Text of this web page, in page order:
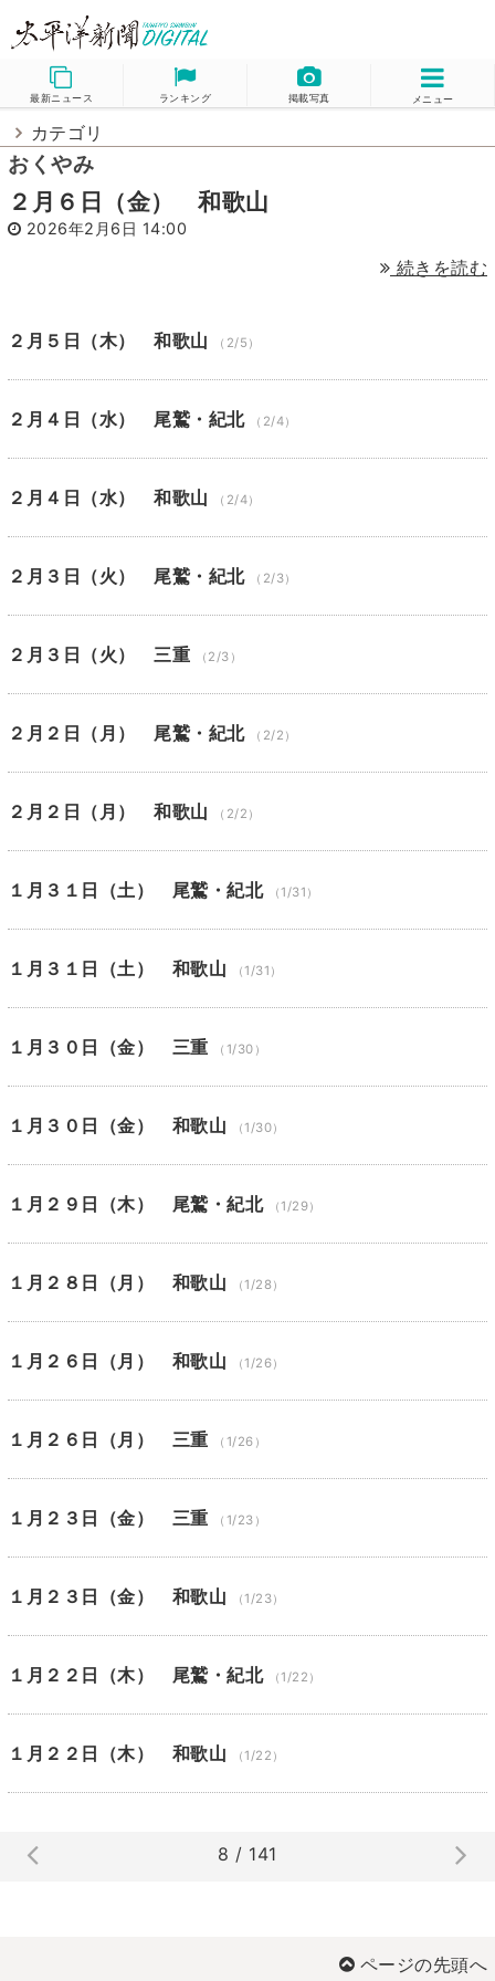
最新ニュース ランキング 掲載写真 メニュー
カテゴリ
おくやみ
２月６日（金） 和歌山
2026年2月6日 14:00
続きを読む
２月５日（木） 和歌山 （2/5）
２月４日（水） 尾鷲・紀北 （2/4）
２月４日（水） 和歌山 （2/4）
２月３日（火） 尾鷲・紀北 （2/3）
２月３日（火） 三重 （2/3）
２月２日（月） 尾鷲・紀北 （2/2）
２月２日（月） 和歌山 （2/2）
１月３１日（土） 尾鷲・紀北 （1/31）
１月３１日（土） 和歌山 （1/31）
１月３０日（金） 三重 （1/30）
１月３０日（金） 和歌山 （1/30）
１月２９日（木） 尾鷲・紀北 （1/29）
１月２８日（月） 和歌山 （1/28）
１月２６日（月） 和歌山 （1/26）
１月２６日（月） 三重 （1/26）
１月２３日（金） 三重 （1/23）
１月２３日（金） 和歌山 （1/23）
１月２２日（木） 尾鷲・紀北 （1/22）
１月２２日（木） 和歌山 （1/22）
8 / 141
ページの先頭へ